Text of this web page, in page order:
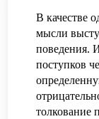
В качестве
мысли
поведения.
поступков
толкование